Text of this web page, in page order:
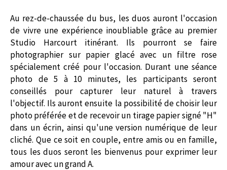
Au rez-de-chaussée du bus, les duos auront l'occasion
de vivre une expérience inoubliable grâce au premier
Studio Harcourt itinérant. Ils pourront se faire
photographier sur papier glacé avec un filtre rose
spécialement créé pour l'occasion. Durant une séance
photo de 5 à 10 minutes, les participants seront
conseillés pour capturer leur naturel à travers
l'objectif. Ils auront ensuite la possibilité de choisir leur
photo préférée et de recevoir un tirage papier signé "H"
dans un écrin, ainsi qu'une version numérique de leur
cliché. Que ce soit en couple, entre amis ou en famille,
tous les duos seront les bienvenus pour exprimer leur
amour avec un grand A.